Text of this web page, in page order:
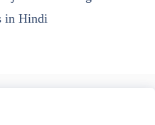
in Hindi